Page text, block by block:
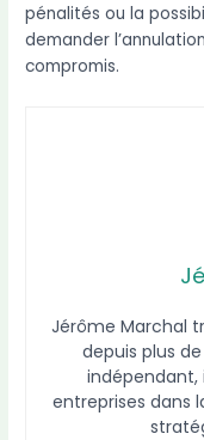
pénalités ou la
demander
compromis.
Jérôme Marchal
depuis plus
entreprises dans